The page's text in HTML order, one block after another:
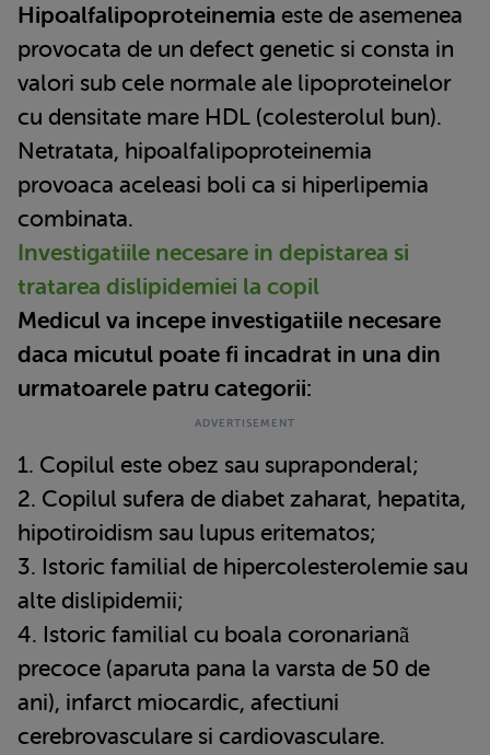
Hipoalfalipoproteinemia este de asemenea
provocata de un defect genetic si consta in
valori sub cele normale ale lipoproteinelor
cu densitate mare HDL (colesterolul bun).
Netratata, hipoalfalipoproteinemia
provoaca aceleasi boli ca si hiperlipemia
combinata.
Investigatiile necesare in depistarea si
tratarea dislipidemiei la copil
Medicul va incepe investigatiile necesare
daca micutul poate fi incadrat in una din
urmatoarele patru categorii:
1. Copilul este obez sau supraponderal;
2. Copilul sufera de diabet zaharat, hepatita,
hipotiroidism sau lupus eritematos;
3. Istoric familial de hipercolesterolemie sau
alte dislipidemii;
4. Istoric familial cu boala coronarianã
precoce (aparuta pana la varsta de 50 de
ani), infarct miocardic, afectiuni
cerebrovasculare si cardiovasculare.